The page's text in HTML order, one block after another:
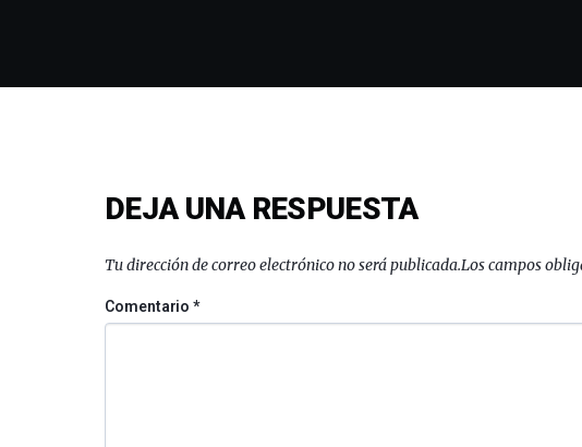
DEJA UNA RESPUESTA
Tu dirección de correo electrónico no será publicada.Los campos
Comentario*